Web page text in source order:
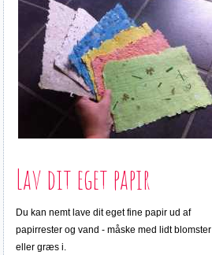
Lav dit eget papir
Du kan nemt lave dit eget fine papir ud af
papirrester og vand - måske med lidt blomster
eller græs i.